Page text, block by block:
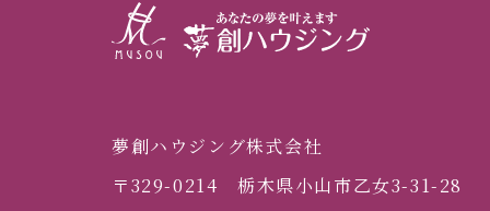
夢創ハウジング株式会社
〒329-0214 栃木県小山市乙女3-31-28